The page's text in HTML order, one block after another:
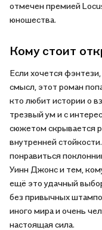
отмечен премией
юношества.
Кому стоит
Если хочется
смысл, этот роман
кто любит истории о
трезвый ум и с
сюжетом скрывается
внутренней
понравиться
Уинн Джонс и тем,
ещё это удачный
без привычных
иного мира и очень
настоящая сила.